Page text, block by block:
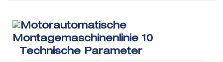
Technische Parameter